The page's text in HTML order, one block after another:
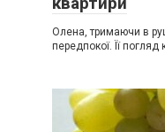
Олена, тримаючи в
передпокої. Її погляд